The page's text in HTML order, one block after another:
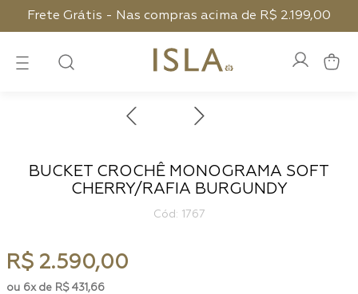
Frete Grátis - Nas compras acima de R$ 2.199,00
BUCKET CROCHÊ MONOGRAMA SOFT
CHERRY/RAFIA BURGUNDY
: 1767
R$ 2.590,00
6 R$ 431 ,66